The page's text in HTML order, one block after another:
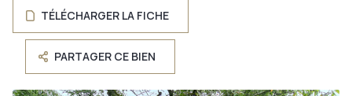
TÉLÉCHARGER LA FICHE
PARTAGER CE BIEN